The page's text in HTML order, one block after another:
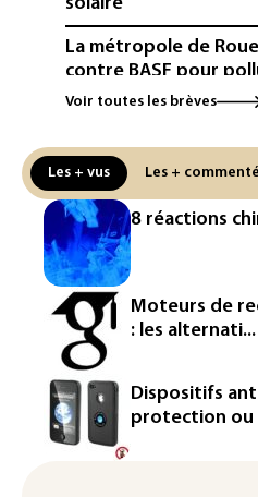
La métropole de
contre BASF pour
Canicule: à l'arrêt
réseau
Véhicules de livraison
France ouvre la voie
homologation
Iris³: Eutelsat
d'euros dans la future
européenne
Le magazine VSD
l'entrepreneur
La production
Voir toutes les brèves
Les + vus Les +
8 réactions
Moteurs de
: les alternati...
Dispositifs
protection ou